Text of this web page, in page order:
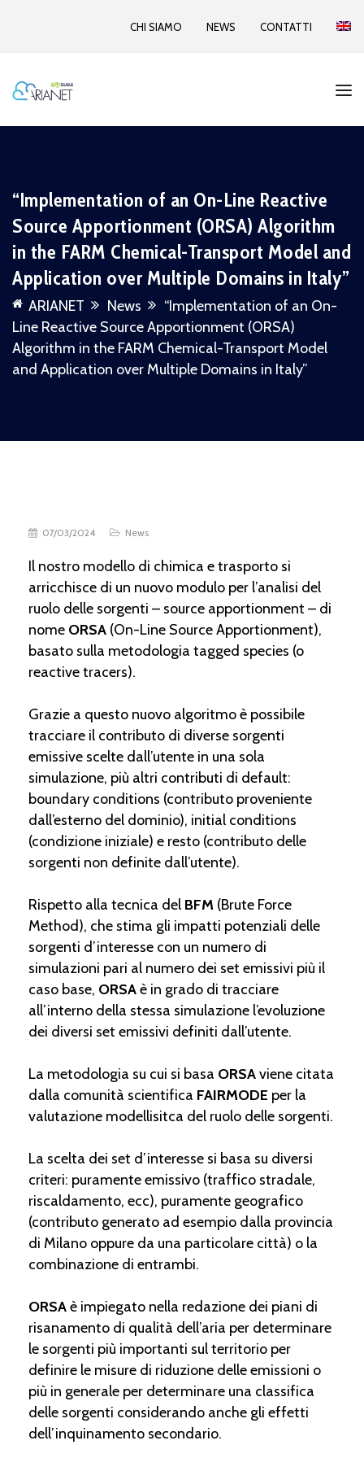
CHI SIAMO NEWS CONTATTI
“Implementation of an On-Line Reactive
Source Apportionment (ORSA) Algorithm
in the FARM Chemical-Transport Model and
Application over Multiple Domains in Italy”
ARIANET News
“Implementation of an On-
Line Reactive Source Apportionment (ORSA)
Algorithm in the FARM Chemical-Transport Model
and Application over Multiple Domains in Italy”
07/03/2024 News
Il nostro modello di chimica e trasporto si
arricchisce di un nuovo modulo per l’analisi del
ruolo delle sorgenti – source apportionment – di
nome ORSA (On-Line Source Apportionment),
basato sulla metodologia tagged species (o
reactive tracers).
Grazie a questo nuovo algoritmo è possibile
tracciare il contributo di diverse sorgenti
emissive scelte dall’utente in una sola
simulazione, più altri contributi di default:
boundary conditions (contributo proveniente
dall’esterno del dominio), initial conditions
(condizione iniziale) e resto (contributo delle
sorgenti non definite dall’utente).
Rispetto alla tecnica del BFM (Brute Force
Method), che stima gli impatti potenziali delle
sorgenti d’interesse con un numero di
simulazioni pari al numero dei set emissivi più il
caso base, ORSAè in grado di tracciare
all’interno della stessa simulazione l’evoluzione
dei diversi set emissivi definiti dall’utente.
La metodologia su cui si basa ORSAviene citata
dalla comunità scientifica FAIRMODE per la
valutazione modellisitca del ruolo delle sorgenti.
La scelta dei set d’interesse si basa su diversi
criteri: puramente emissivo (traffico stradale,
riscaldamento, ecc), puramente geografico
(contributo generato ad esempio dalla provincia
di Milano oppure da una particolare città) o la
combinazione di entrambi.
ORSAè impiegato nella redazione dei piani di
risanamento di qualità dell’aria per determinare
le sorgenti più importanti sul territorio per
definire le misure di riduzione delle emissioni o
più in generale per determinare una classifica
delle sorgenti considerando anche gli effetti
dell’inquinamento secondario.